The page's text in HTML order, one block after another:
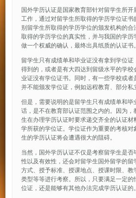
国外学历认证是国家教育部针对留学生所
工作，通过对留学生所取得的学历学位证
别留学生所取得的学历学位的颁发机构的
取得的学历学位的真实性，并与我国的学
做一个权威的确认，最终出具纸质的认证书。
留学生只有成绩单和毕业证没有拿到学位
得到的，或者是有大四达到留级水平的学
业证没有学位证书。同时，有一些学校或者
并不能颁发学位证，例如远程教育、部分私
但是，需要说明的是留学生只有成绩单和
话，是不在教育部认证范围之内的。因为
生在办理学历认证时要求递交齐全的认证
学所获的学位证。学位证作为重要的考核
生的学历认证将会遭遇很大的阻碍。
当然，国外学历认证不仅是考察留学生是
性以及有效性，还会对留学生国外留学的
方式、授予标准、授课地点、授课时限、
类型等等进行考察。所以，只要满足一定
位证，还是能够有其他办法完成学历认证的。